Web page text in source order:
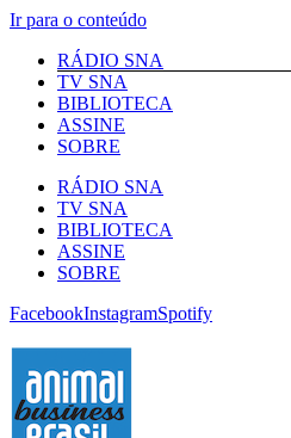
Ir para o conteúdo
RÁDIO SNA
TV SNA
BIBLIOTECA
ASSINE
SOBRE
RÁDIO SNA
TV SNA
BIBLIOTECA
ASSINE
SOBRE
FacebookInstagramSpotify